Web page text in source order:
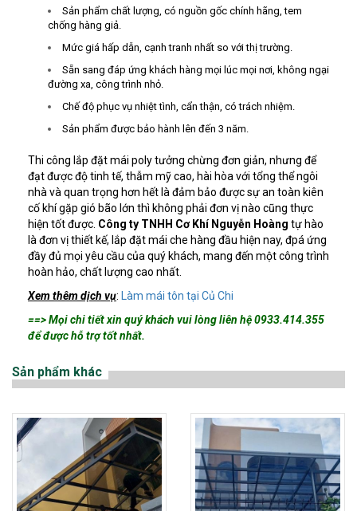
Sản phẩm chất lượng, có nguồn gốc chính hãng, tem
chống hàng giả.
Mức giá hấp dẫn, cạnh tranh nhất so với thị trường.
Sẵn sang đáp ứng khách hàng mọi lúc mọi nơi, không ngại
đường xa, công trình nhỏ.
Chế độ phục vụ nhiệt tình, cẩn thận, có trách nhiệm.
Sản phẩm được bảo hành lên đến 3 năm.
Thi công lắp đặt mái poly tưởng chừng đơn giản, nhưng để
đạt được độ tinh tế, thẫm mỹ cao, hài hòa với tổng thể ngôi
nhà và quan trọng hơn hết là đảm bảo được sự an toàn kiên
cố khí gặp gió bão lớn thì không phải đơn vị nào cũng thực
hiện tốt được. Công ty TNHH Cơ Khí Nguyễn Hoàng tự hào
là đơn vị thiết kế, lắp đặt mái che hàng đầu hiện nay, đpá ứng
đầy đủ mọi yêu cầu của quý khách, mang đến một công trình
hoàn hảo, chất lượng cao nhất.
Xem thêm dịch vụ:
Làm mái tôn tại Củ Chi
==> Mọi chi tiết xin quý khách vui lòng liên hệ 0933.414.355
để được hỗ trợ tốt nhất.
Sản phẩm khác